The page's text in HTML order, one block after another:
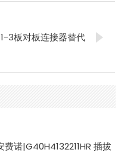
3板对板连接器替代
诺|G40H4132211HR 插拔